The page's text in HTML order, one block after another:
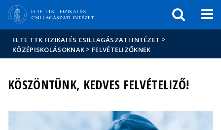
Események
sajtóban
ELTE TTK FIZIKAI ÉS CSILLAGÁSZATI INTÉZET >
KÖZÉPISKOLÁSOKNAK > FELVÉTELIZŐKNEK
KÖSZÖNTÜNK, KEDVES FELVÉTELIZŐ!